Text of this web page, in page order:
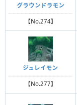
グラウンドラモン
【No.274】
ジュレイモン
【No.277】